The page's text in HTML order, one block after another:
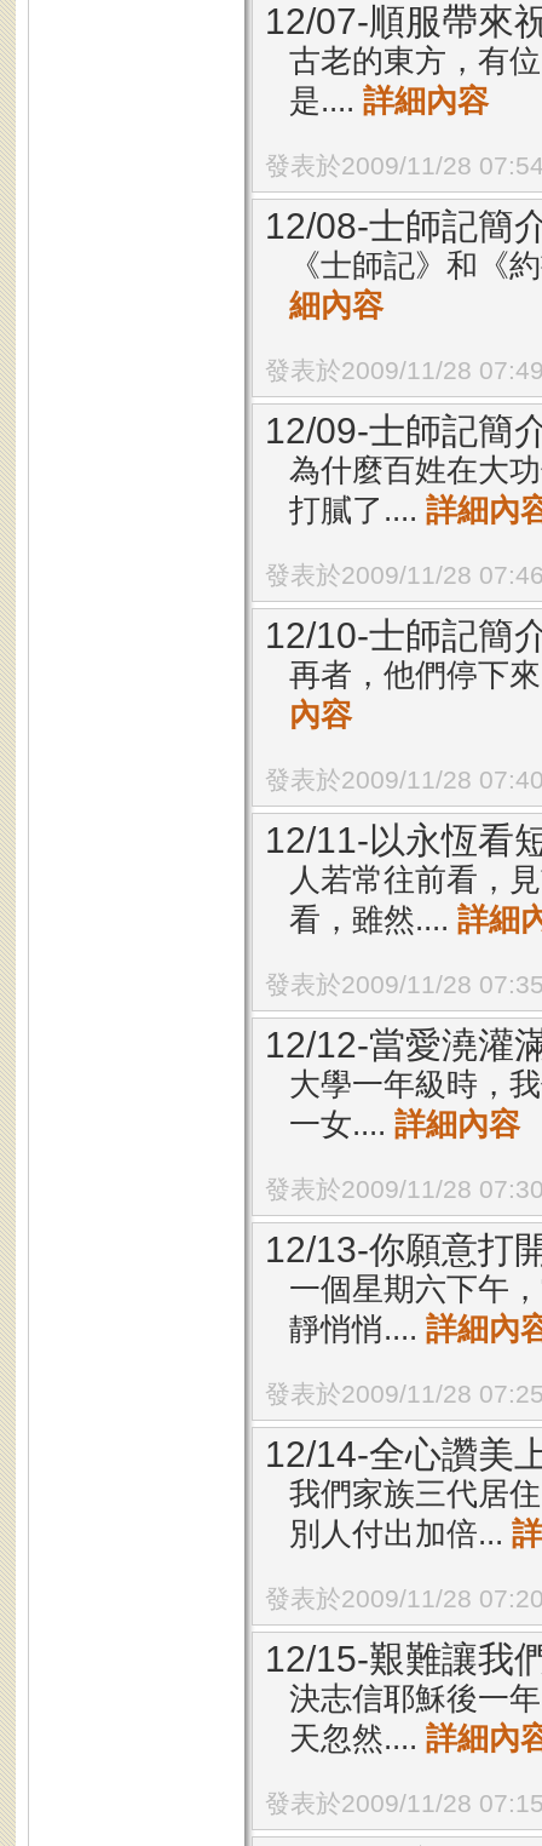
12/07-順服帶來
古老的東方，有
是.... 詳細內容
發表於2009/11/28
12/08-士師記簡
《士師記》和《
細內容
發表於2009/11/28
12/09-士師記簡
為什麼百姓在大
打膩了.... 詳細內
發表於2009/11/28
12/10-士師記簡
再者，他們停下
內容
發表於2009/11/28
12/11-以永恆看
人若常往前看，
看，雖然.... 詳細
發表於2009/11/28
12/12-當愛澆灌
大學一年級時，
一女.... 詳細內容
發表於2009/11/28
12/13-你願意打
一個星期六下午
靜悄悄.... 詳細內
發表於2009/11/28
12/14-全心讚美
我們家族三代居
別人付出加倍...
發表於2009/11/28
12/15-艱難讓我
決志信耶穌後一
天忽然.... 詳細內
發表於2009/11/28